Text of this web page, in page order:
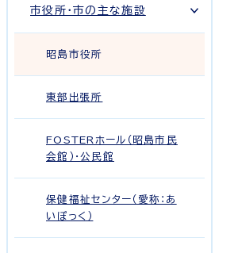
市役所・市の主な施設
昭島市役所
東部出張所
FOSTERホール（昭島市民
会館）・公民館
保健福祉センター（愛称：あ
いぽっく）